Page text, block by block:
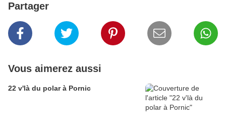
Partager
Vous aimerez aussi
22 v'là du polar à Pornic